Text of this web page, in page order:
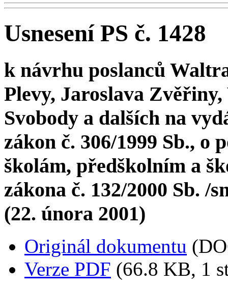
Usnesení PS č. 1428
k návrhu poslanců
Plevy, Jaroslava
Svobody a dalších na
zákon č. 306/1999 Sb., o
školám, předškolním a
zákona č. 132/2000 Sb. /
(22. února 2001)
Originál dokumentu
Verze PDF (66.8 KB, 1